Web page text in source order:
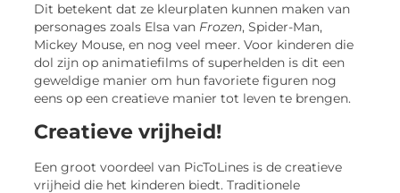
Dit betekent dat ze kleurplaten kunnen maken van
personages zoals Elsa van Frozen, Spider-Man,
Mickey Mouse, en nog veel meer. Voor kinderen die
dol zijn op animatiefilms of superhelden is dit een
geweldige manier om hun favoriete figuren nog
eens op een creatieve manier tot leven te brengen.
Creatieve vrijheid!
Een groot voordeel van PicToLines is de creatieve
vrijheid die het kinderen biedt. Traditionele